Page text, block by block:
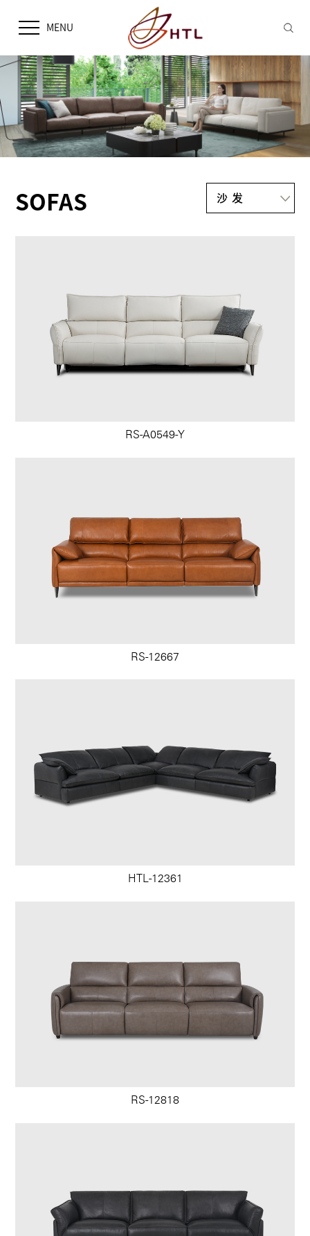
MENU
SOFAS 沙发
RS-A0549-Y
RS-12667
HTL-12361
RS-12818